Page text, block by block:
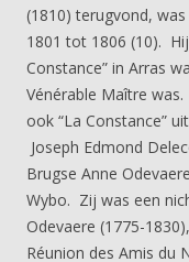
(1810) terugvond,
1801 tot 1806 (10).
Constance” in Arras
Vénérable Maître
ook “La Constance”
Joseph Edmond
Brugse Anne
Wybo. Zij was een
Odevaere (1775-
Réunion des Amis du